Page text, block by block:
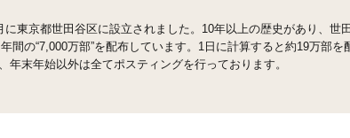
に東京都世田谷区に設立されました。10年以上の歴史があり、世
間の“7,000万部”を配布しています。1日に計算すると約19万部
年末年始以外は全てポスティングを行っております。